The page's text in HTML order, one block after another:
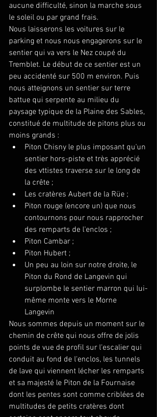
aucune difficulté, sinon la marche sous
le soleil ou par grand frais.
Nous laisserons les voitures sur le
parking et nous nous engagerons sur le
sentier qui va vers le Nez coupé du
Tremblet. Le début de ce sentier est un
peu accidenté sur 500 m environ. Puis
nous atteignons un sentier sur terre
battue qui serpente au milieu du
paysage typique de la Plaine des Sables,
constitué de multitude de pitons plus ou
moins grands :
Piton Chisny le plus imposant qu'un
sentier hors-piste et très apprécié
des vttistes traverse sur le long de
la crête ;
Les cratères Aubert de la Rüe ;
Piton rouge (encore un) que nous
contournons pour nous rapprocher
des remparts de l'enclos ;
Piton Cambar ;
Piton Hubert ;
Un peu au loin sur notre droite, le
Piton du Rond de Langevin qui
surplombe le sentier marron qui lui-
même monte vers le Morne
Langevin
Nous sommes depuis un moment sur le
chemin de crête qui nous offre de jolis
points de vue de profil sur l'escalier qui
conduit au fond de l'enclos, les tunnels
de lave qui viennent lécher les remparts
et sa majesté le Piton de la Fournaise
dont les pentes sont comme criblées de
multitudes de petits cratères dont